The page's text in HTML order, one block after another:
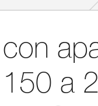
a